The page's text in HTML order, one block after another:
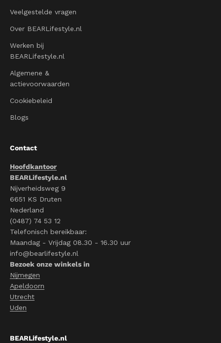
Veelgestelde vragen
Over BEARLifestyle.nl
Werken bij
BEARLifestyle.nl
Algemene &
actievoorwaarden
Cookiebeleid
Blogs
Contact
Hoofdkantoor
BEARLifestyle.nl
Nijverheidsweg 9
6651 KS Druten
Nederland
(0487) 74 53 12
Telefonisch bereikbaar:
Maandag - Vrijdag 08.30 - 16.30 uur
info@bearlifestyle.nl
Bezoek onze winkels in
Nijmegen
Apeldoorn
Utrecht
Uden
BEARLifestyle.nl